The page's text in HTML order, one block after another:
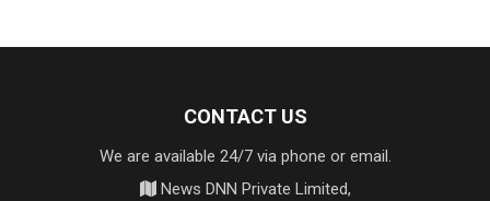
CONTACT US
We are available 24/7 via phone or email.
News DNN Private Limited,